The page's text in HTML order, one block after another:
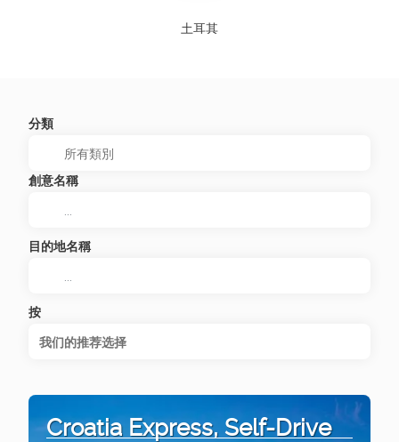
土耳其
分類
創意名稱
目的地名稱
按
我们的推荐选择
Croatia Express, Self-Drive